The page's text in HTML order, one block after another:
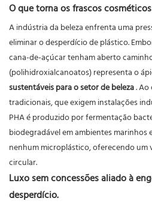
O que tornaos frascos
A indústria da beleza enfrenta uma
eliminar o desperdício de plástico.
cana-de-açúcar tenham aberto
(polihidroxialcanoatos) representa o
sustentáveis ​​para o setor de beleza.
tradicionais, que exigem instalações
PHA é produzido por fermentação
biodegradável em ambientes marinhos
nenhum microplástico, oferecendo um
circular.
Luxo sem concessões aliado à
desperdício.